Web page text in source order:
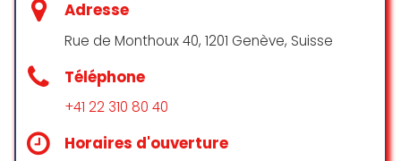
couldn’t be happier. They were
incredibly gentle and attentive
throughout the process.
chaton va mieux, la vétérinaire à
tout mis en œuvre pour que ça
Merci à elles
Adresse
Rue de Monthoux 40, 1201 Genève, Suisse
Téléphone
+41 22 310 80 40
Horaires d'ouverture